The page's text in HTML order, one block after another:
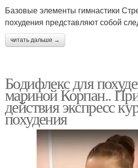
Базовые элементы гимнастики
похудения представляют собой
читать дальше →
Бодифлекс для
мариной Корпан..
действия экспресс
похудения